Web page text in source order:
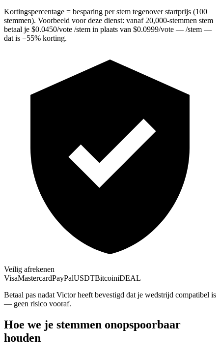
Kortingspercentage = besparing per stem tegenover startprijs (100
stemmen). Voorbeeld voor deze dienst: vanaf 20,000-stemmen stem
betaal je $0.0450/vote /stem in plaats van $0.0999/vote — /stem —
dat is −55% korting.
Veilig afrekenen
VisaMastercardPayPalUSDTBitcoiniDEAL
Betaal pas nadat Victor heeft bevestigd dat je wedstrijd compatibel is
— geen risico vooraf.
Hoe we je stemmen onopspoorbaar
houden